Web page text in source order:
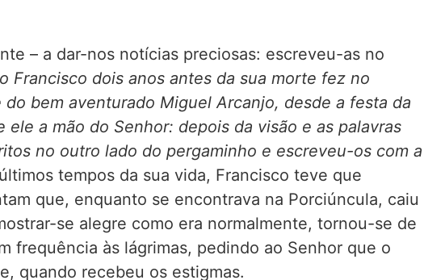
– a dar-nos notícias preciosas: escreveu-as no
Francisco dois anos antes da sua morte fez no
bem aventurado Miguel Arcanjo, desde a festa da
a mão do Senhor: depois da visão e as palavras
no outro lado do pergaminho e escreveu-os com a
tempos da sua vida, Francisco teve que
que, enquanto se encontrava na Porciúncula, caiu
se alegre como era normalmente, tornou-se de
frequência às lágrimas, pedindo ao Senhor que o
quando recebeu os estigmas.